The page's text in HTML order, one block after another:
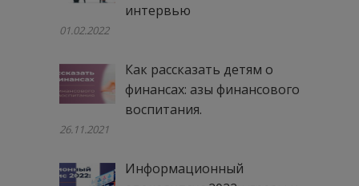
интервью
01.02.2022
Как рассказать детям о
финансах: азы финансового
воспитания.
26.11.2021
Информационный